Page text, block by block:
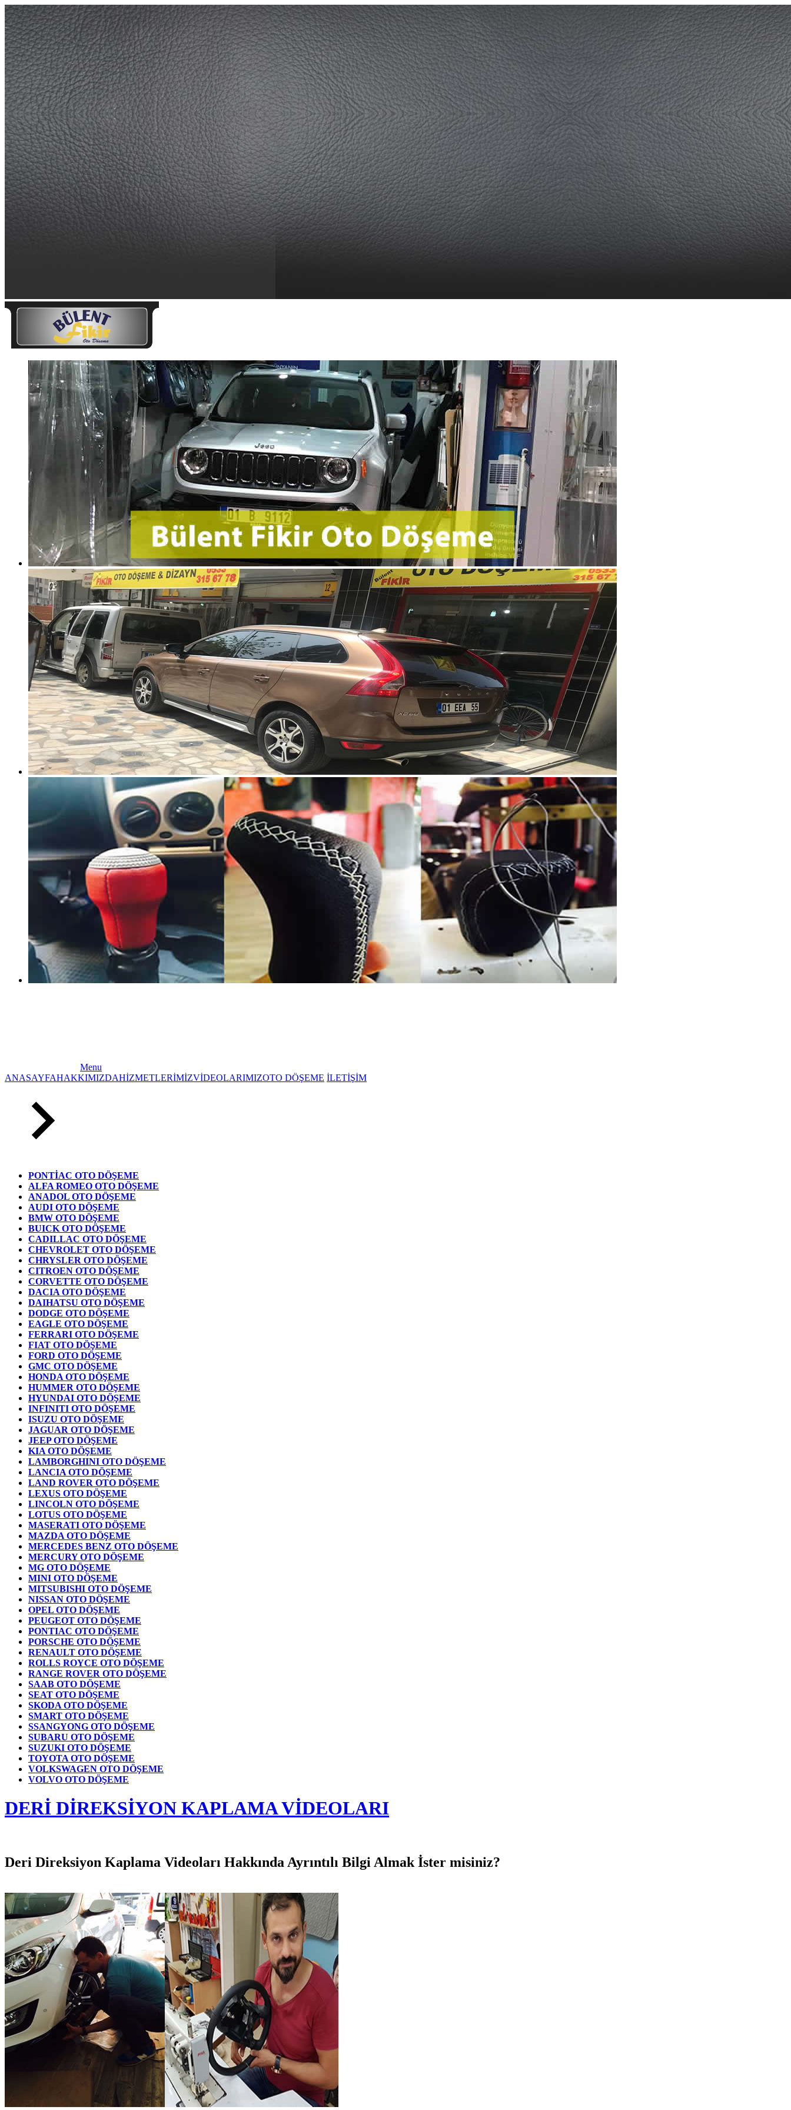
Menu
ANASAYFAHAKKIMIZDAHİZMETLERİMİZVİDEOLARIMIZOTO DÖŞEME İLETİŞİM
PONTİAC OTO DÖŞEME
ALFA ROMEO OTO DÖŞEME
ANADOL OTO DÖŞEME
AUDI OTO DÖŞEME
BMW OTO DÖŞEME
BUICK OTO DÖŞEME
CADILLAC OTO DÖŞEME
CHEVROLET OTO DÖŞEME
CHRYSLER OTO DÖŞEME
CITROEN OTO DÖŞEME
CORVETTE OTO DÖŞEME
DACIA OTO DÖŞEME
DAIHATSU OTO DÖŞEME
DODGE OTO DÖŞEME
EAGLE OTO DÖŞEME
FERRARI OTO DÖŞEME
FIAT OTO DÖŞEME
FORD OTO DÖŞEME
GMC OTO DÖŞEME
HONDA OTO DÖŞEME
HUMMER OTO DÖŞEME
HYUNDAI OTO DÖŞEME
INFINITI OTO DÖŞEME
ISUZU OTO DÖŞEME
JAGUAR OTO DÖŞEME
JEEP OTO DÖŞEME
KIA OTO DÖŞEME
LAMBORGHINI OTO DÖŞEME
LANCIA OTO DÖŞEME
LAND ROVER OTO DÖŞEME
LEXUS OTO DÖŞEME
LINCOLN OTO DÖŞEME
LOTUS OTO DÖŞEME
MASERATI OTO DÖŞEME
MAZDA OTO DÖŞEME
MERCEDES BENZ OTO DÖŞEME
MERCURY OTO DÖŞEME
MG OTO DÖŞEME
MINI OTO DÖŞEME
MITSUBISHI OTO DÖŞEME
NISSAN OTO DÖŞEME
OPEL OTO DÖŞEME
PEUGEOT OTO DÖŞEME
PONTIAC OTO DÖŞEME
PORSCHE OTO DÖŞEME
RENAULT OTO DÖŞEME
ROLLS ROYCE OTO DÖŞEME
RANGE ROVER OTO DÖŞEME
SAAB OTO DÖŞEME
SEAT OTO DÖŞEME
SKODA OTO DÖŞEME
SMART OTO DÖŞEME
SSANGYONG OTO DÖŞEME
SUBARU OTO DÖŞEME
SUZUKI OTO DÖŞEME
TOYOTA OTO DÖŞEME
VOLKSWAGEN OTO DÖŞEME
VOLVO OTO DÖŞEME
DERİ DİREKSİYON KAPLAMA VİDEOLARI
Deri Direksiyon Kaplama Videoları Hakkında Ayrıntılı Bilgi Almak İster misiniz?